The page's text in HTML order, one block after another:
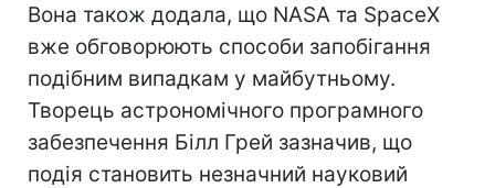
Вона також додала, що NASA та SpaceX
вже обговорюють способи запобігання
подібним випадкам у майбутньому.
Творець астрономічного програмного
забезпечення Білл Грей зазначив, що
подія становить незначний науковий